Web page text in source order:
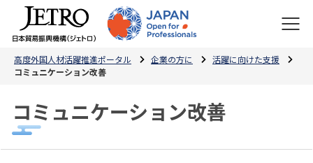
高度外国人材活躍推進ポータル 企業の方に
活躍に向けた支援
コミュニケーション改善
コミュニケーション改善